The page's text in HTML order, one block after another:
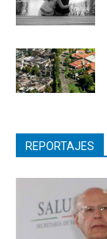
REPORTAJES